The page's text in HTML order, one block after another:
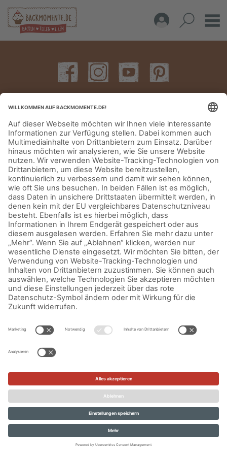
IMPRESSUM DATENSCHUTZERKLÄRUNG AGB KONTAKT
© Aurora Mühlen GmbH - Trettaustraße 49 – D-21107 Hamburg